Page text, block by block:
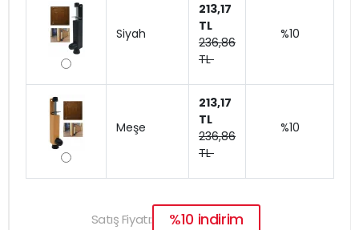
Siyah
213,17
TL
236,86
TL
%10
Meşe
213,17
TL
236,86
TL
%10
Satış Fiyatı: %10 indirim